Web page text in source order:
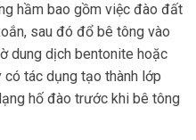
hầm bao gồm việc đào đất
sau đó đổ bê tông vào
dung dịch bentonite hoặc
tác dụng tạo thành lớp
hố đào trước khi bê tông